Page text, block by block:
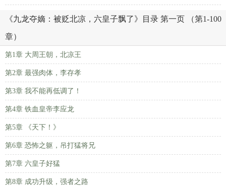
《九龙夺嫡：被贬北凉，六皇子飘了》目录 第一页 （第1-100
章）
第1章 大周王朝，北凉王
第2章 最强肉体，李存孝
第3章 我不能再低调了！
第4章 铁血皇帝李应龙
第5章 《天下！》
第6章 恐怖之躯，吊打猛将兄
第7章 六皇子好猛
第8章 成功升级，强者之路